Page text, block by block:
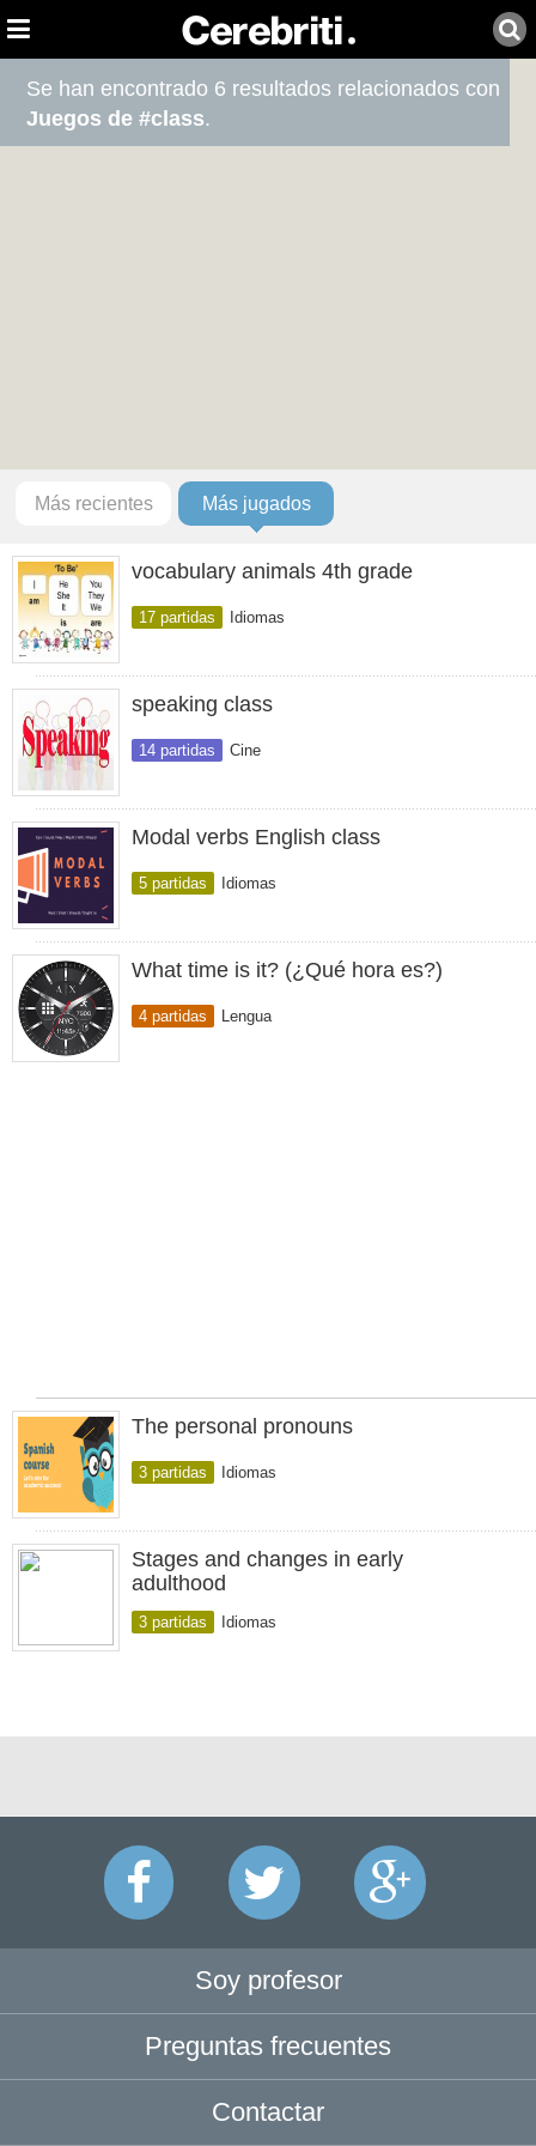
Se han encontrado 6 resultados relacionados con
Juegos de #class.
Más recientes Más jugados
vocabulary animals 4th grade
17 partidas Idiomas
speaking class
14 partidas Cine
Modal verbs English class
5 partidas Idiomas
What time is it? (¿Qué hora es?)
4 partidas Lengua
The personal pronouns
3 partidas Idiomas
Stages and changes in early
adulthood
3 partidas Idiomas
Soy profesor
Preguntas frecuentes
Contactar